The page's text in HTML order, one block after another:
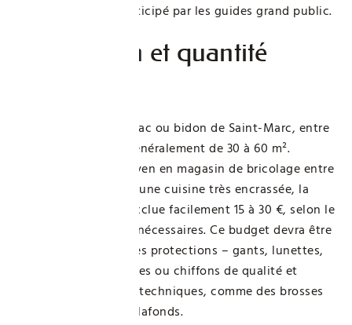
souvent sans être anticipé par les guides grand public.
Prix moyen et quantité
Selon la surface, un sac ou bidon de Saint-Marc, entre
1 et 5 kilos, couvre généralement de 30 à 60 m².
Comptez un tarif moyen en magasin de bricolage entre
5 et 10 € le kilo. Pour une cuisine très encrassée, la
dépense en lessive exclue facilement 15 à 30 €, selon le
nombre de passages nécessaires. Ce budget devra être
complété par celui des protections – gants, lunettes,
masque –, des éponges ou chiffons de qualité et
parfois d’accessoires techniques, comme des brosses
télescopiques pour plafonds.